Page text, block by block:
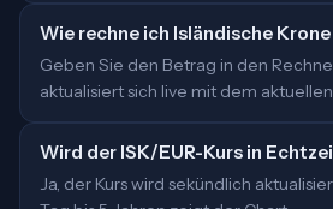
Wie rechne ich Isländische Krone
Geben Sie den Betrag in den
aktualisiert sich live mit dem aktuellen
Wird der ISK/EUR-Kurs in
Ja, der Kurs wird sekündlich